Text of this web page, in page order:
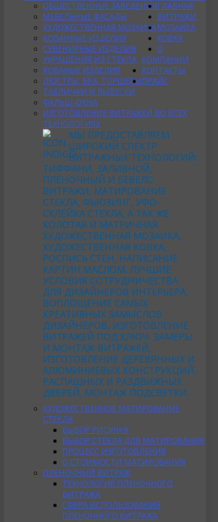
ОБЩЕСТВЕННЫЕ ЗАВЕДЕНИЯ
МЕБЕЛЬНЫЕ ФАСАДЫ
ХУДОЖЕСТВЕННАЯ МОЗАИКА
КОВАННЫЕ ИЗДЕЛИЯ
СУВЕНИРНЫЕ ИЗДЕЛИЯ
УКРАШЕНИЯ ИЗ СТЕКЛА
КОВАНЫЕ ИЗДЕЛИЯ
ЛЮСТРЫ, БРА, ТОРШЕРЫ
ТАБЛИЧКИ И ВЫВЕСКИ
ФАЛЬШ-ОКНА
ГЛАВНАЯ
ВИТРАЖИ
ИЗГОТОВЛЕНИЕ ВИТРАЖЕЙ ВО ВСЕХ
ТЕХНОЛОГИЯХ
МЫ ПРЕДОСТАВЛЯЕМ
ШИРОКИЙ СПЕКТР
ВИТРАЖНЫХ ТЕХНОЛОГИЙ:
ТИФФАНИ, ЗАЛИВНОЙ,
ПЛЁНОЧНЫЙ И БЕВЕЛС-
ВИТРАЖИ, МАТИРОВАНИЕ
СТЕКЛА, ФЬЮЗИНГ, УФО-
СКЛЕЙКА СТЕКЛА, А ТАК ЖЕ
КОЛОТАЯ И МАТРИЧНАЯ
ХУДОЖЕСТВЕННАЯ МОЗАИКА,
ХУДОЖЕСТВЕННАЯ КОВКА,
РОСПИСЬ СТЕН, НАПИСАНИЕ
КАРТИН МАСЛОМ. ЛУЧШИЕ
УСЛОВИЯ СОТРУДНИЧЕСТВА
ДЛЯ ДИЗАЙНЕРОВ ИНТЕРЬЕРА,
ВОПЛОЩЕНИЕ САМЫХ
КРЕАТИВНЫХ ЗАМЫСЛОВ
ДИЗАЙНЕРОВ. ИЗГОТОВЛЕНИЕ
ВИТРАЖЕЙ ПОД КЛЮЧ. ЗАМЕРЫ
И МОНТАЖ ВИТРАЖЕЙ,
ИЗГОТОВЛЕНИЕ ДЕРЕВЯННЫХ И
АЛЮМИНИЕВЫХ КОНСТРУКЦИЙ,
РАСПАШНЫХ И РАЗДВИЖНЫХ
ДВЕРЕЙ, МОНТАЖ ПОДСВЕТКИ.
ХУДОЖЕСТВЕННОЕ МАТИРОВАНИЕ
СТЕКЛА
ВЫБОР РИСУНКА
ВЫБОР СТЕКЛА ДЛЯ МАТИРОВАНИЯ
ПРОЦЕСС ИЗГОТОВЛЕНИЯ
О СТОИМОСТИ МАТИРОВАНИЯ
ПЛЕНОЧНЫЙ ВИТРАЖ
ТЕХНОЛОГИЯ ПЛЕНОЧНОГО
ВИТРАЖА
СФЕРА ИСПОЛЬЗОВАНИЯ
ПЛЕНОЧНОГО ВИТРАЖА
МОЗАИКА
КОВКА
О
КОМПАНИИ
КОНТАКТЫ
ПРАЙС